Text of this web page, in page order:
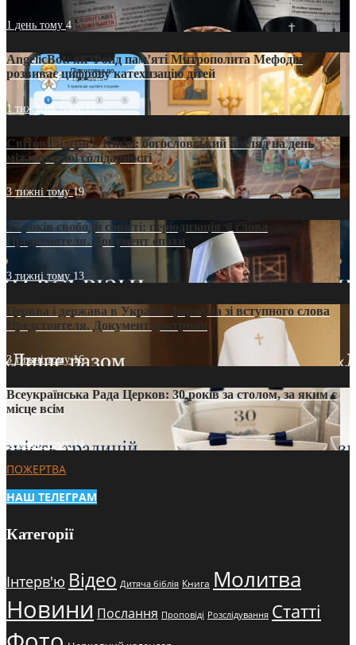
1 день тому4
AngelicBot: як Фонд пам’яті Митрополита Мефодія
розвиває цифрову катехизацію дітей
1 тиждень тому12
Світові лідери в Києві: богословський погляд на день
міжнародної солідарності
3 тижні тому19
35 років свободи совісті: періодизація зі слова
Предстоятеля. Документ епохи
3 тижні тому 13
Церква і держава в Україні: формула зі вступного слова
Предстоятеля. Документ доктрини
3 тижні тому16
Всеукраїнська Рада Церков: 30 років за столом, за яким є
місце всім
3 тижні тому14
ПОЖЕРТВА
НАШ ТЕЛЕГРАМ
Категорії
Інтерв'ю Відео Дитяча біблія Книга Молитва
Новини Послання Проповіді Розслідування Статті